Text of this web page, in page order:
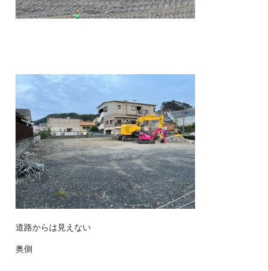
道路からは見えない
奥側